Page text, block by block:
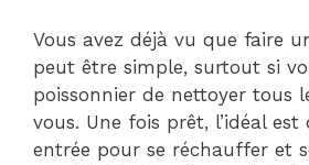
Vous avez déjà vu que faire
peut être simple, surtout si
poissonnier de nettoyer tous
vous. Une fois prêt, l’idéal est
entrée pour se réchauffer et